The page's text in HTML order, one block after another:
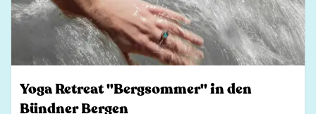
Yoga Retreat "Bergsommer" in den
Bündner Bergen